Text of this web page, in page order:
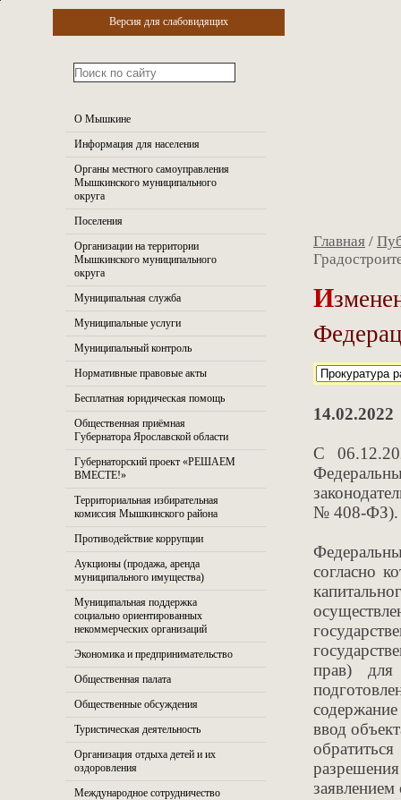
О Мышкине
Информация для населения
Органы местного самоуправления
Мышкинского муниципального
округа
Поселения
Организации на территории
Мышкинского муниципального
округа
Муниципальная служба
Муниципальные услуги
Муниципальный контроль
Нормативные правовые акты
Бесплатная юридическая помощь
Общественная приёмная
Губернатора Ярославской области
Губернаторский проект «РЕШАЕМ
ВМЕСТЕ!»
Территориальная избирательная
комиссия Мышкинского района
Противодействие коррупции
Аукционы (продажа, аренда
муниципального имущества)
Муниципальная поддержка
социально ориентированных
некоммерческих организаций
Экономика и предпринимательство
Общественная палата
Общественные обсуждения
Туристическая деятельность
Организация отдыха детей и их
оздоровления
Международное сотрудничество
Главная /
И
14.02.2022
С
№ 408-ФЗ).
согласно
прав) для
ввод
Версия для слабовидящих